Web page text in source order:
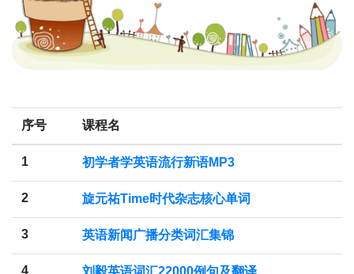
序号 课程名
1 初学者学英语流行新语MP3
2 旋元祐Time时代杂志核心单词
3 英语新闻广播分类词汇集锦
4 刘毅英语词汇22000例句及翻译